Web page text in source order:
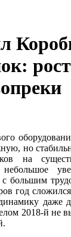
рост
но
на
большим
год
даже
2018-й не